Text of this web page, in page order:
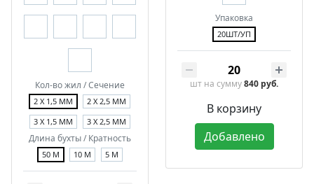
Кол-во жил / Сечение
2 Х 1,5 ММ
2 Х 2,5 ММ
3 Х 1,5 ММ
3 Х 2,5 ММ
Длина бухты / Кратность
50 М 10 М 5 М
Упаковка
20ШТ/УП
шт на сумму840 руб.
В корзину
Добавлено